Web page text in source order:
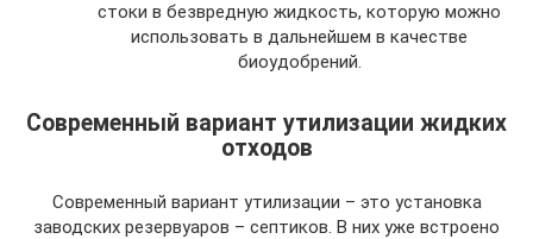
стоки в безвредную жидкость, которую можно
использовать в дальнейшем в качестве
биоудобрений.
Современный вариант утилизации жидких
отходов
Современный вариант утилизации – это установка
заводских резервуаров – септиков. В них уже встроено